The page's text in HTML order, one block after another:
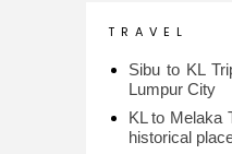
T R A V E L
Sibu to KL
Lumpur City
KL to Melaka
historical